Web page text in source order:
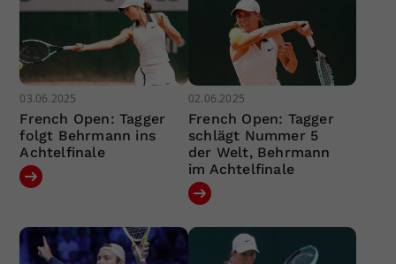
03.06.2025
French Open: Tagger
folgt Behrmann ins
Achtelfinale
02.06.2025
French Open: Tagger
schlägt Nummer 5
der Welt, Behrmann
im Achtelfinale